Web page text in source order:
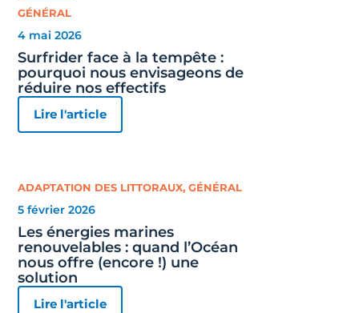
GÉNÉRAL
4 mai 2026
Surfrider face à la tempête :
pourquoi nous envisageons de
réduire nos effectifs
Lire l'article
ADAPTATION DES LITTORAUX,GÉNÉRAL
5 février 2026
Les énergies marines
renouvelables : quand l’Océan
nous offre (encore !) une
solution
Lire l'article